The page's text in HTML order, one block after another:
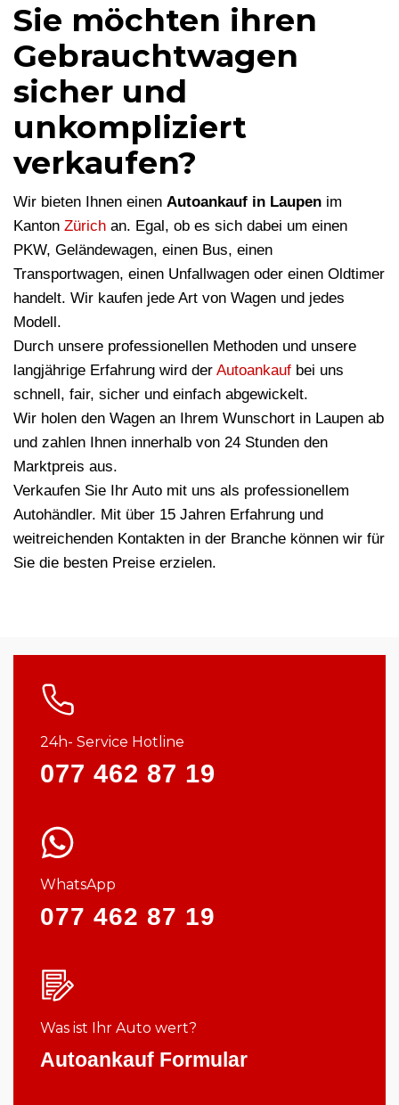
Sie möchten ihren
Gebrauchtwagen
sicher und
unkompliziert
verkaufen?
Wir bieten Ihnen einen Autoankauf in Laupen im
Kanton Zürich an. Egal, ob es sich dabei um einen
PKW, Geländewagen, einen Bus, einen
Transportwagen, einen Unfallwagen oder einen Oldtimer
handelt. Wir kaufen jede Art von Wagen und jedes
Modell.
Durch unsere professionellen Methoden und unsere
langjährige Erfahrung wird der Autoankauf bei uns
schnell, fair, sicher und einfach abgewickelt.
Wir holen den Wagen an Ihrem Wunschort in Laupen ab
und zahlen Ihnen innerhalb von 24 Stunden den
Marktpreis aus.
Verkaufen Sie Ihr Auto mit uns als professionellem
Autohändler. Mit über 15 Jahren Erfahrung und
weitreichenden Kontakten in der Branche können wir für
Sie die besten Preise erzielen.
24h- Service Hotline
077 462 87 19
WhatsApp
077 462 87 19
Was ist Ihr Auto wert?
Autoankauf Formular